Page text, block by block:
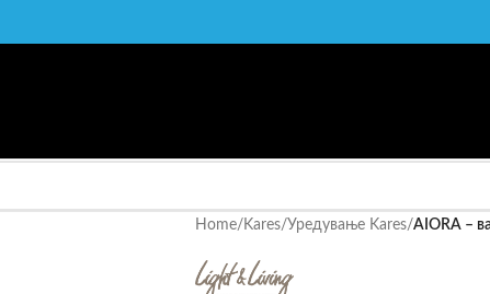
Home/ Kares/Уредување Kares/AIORA –